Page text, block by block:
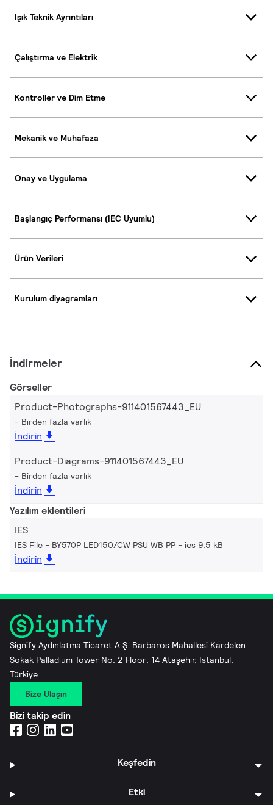
Işık Teknik Ayrıntıları
Çalıştırma ve Elektrik
Kontroller ve Dim Etme
Mekanik ve Muhafaza
Onay ve Uygulama
Başlangıç Performansı (IEC Uyumlu)
Ürün Verileri
Kurulum diyagramları
İndirmeler
Görseller
Product-Photographs-911401567443_EU
Birden fazla varlık
İndirin
Product-Diagrams-911401567443_EU
Birden fazla varlık
İndirin
Yazılım eklentileri
IES
IES File - BY570P LED150/CW PSU WB PP ies 9.5 kB
İndirin
Signify Aydınlatma Ticaret A.Ş. Barbaros Mahallesi Kardelen
Sokak Palladium Tower No: 2 Floor: 14 Ataşehir, Istanbul,
Türkiye
Bize Ulaşın
Bizi takip edin
Keşfedin
Etki